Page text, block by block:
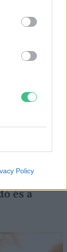
Policy
az
és a